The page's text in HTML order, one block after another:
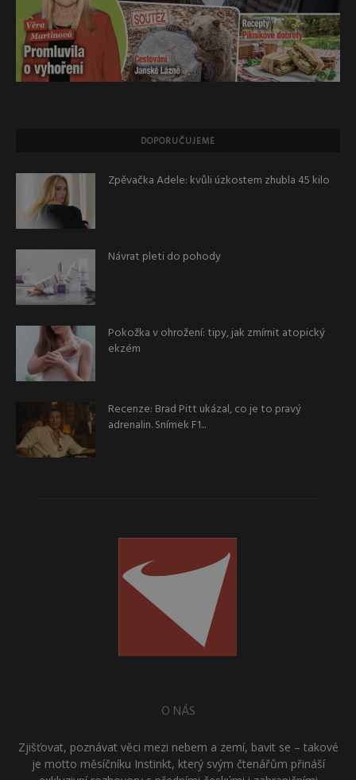
DOPORUČUJEME
Zpěvačka Adele: kvůli úzkostem zhubla 45 kilo
Návrat pleti do pohody
Pokožka v ohrožení: tipy, jak zmírnit atopický
ekzém
Recenze: Brad Pitt ukázal, co je to pravý
adrenalin. Snímek F1...
O NÁS
Zjišťovat, poznávat věci mezi nebem a zemí, bavit se – takové
je motto měsíčníku Instinkt, který svým čtenářům přináší